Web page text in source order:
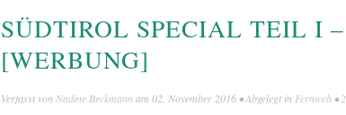
SÜDTIROL SPECIAL TEIL I
[WERBUNG]
Verfasst von Nadine Beckmann am 02. November 2016 • Abgelegt in Fernweh •